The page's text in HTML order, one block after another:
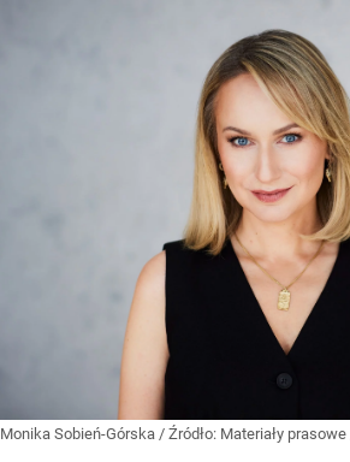
Monika Sobień-Górska / Źródło: Materiały prasowe